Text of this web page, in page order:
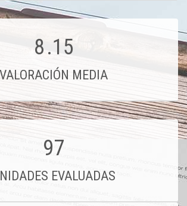
8.15
VALORACIÓN MEDIA
97
EVALUADAS